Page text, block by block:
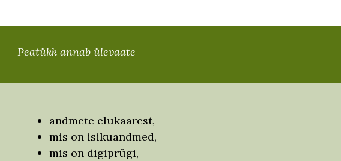
Peatükk annab ülevaate
andmete elukaarest,
mis on isikuandmed,
mis on digiprügi,